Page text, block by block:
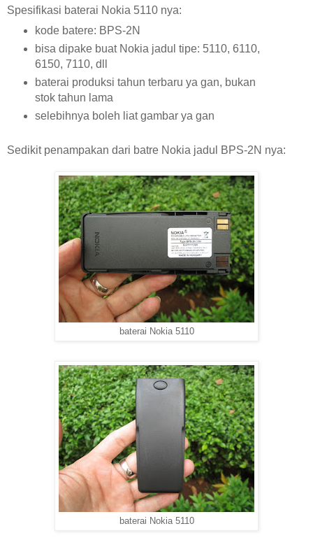
Spesifikasi baterai Nokia 5110 nya:
kode batere: BPS-2N
bisa dipake buat Nokia jadul tipe: 5110, 6110,
6150, 7110, dll
baterai produksi tahun terbaru ya gan, bukan
stok tahun lama
selebihnya boleh liat gambar ya gan
Sedikit penampakan dari batre Nokia jadul BPS-2N nya:
baterai Nokia 5110
baterai Nokia 5110